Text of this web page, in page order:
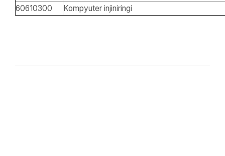
60610300
Kompyuter injiniringi